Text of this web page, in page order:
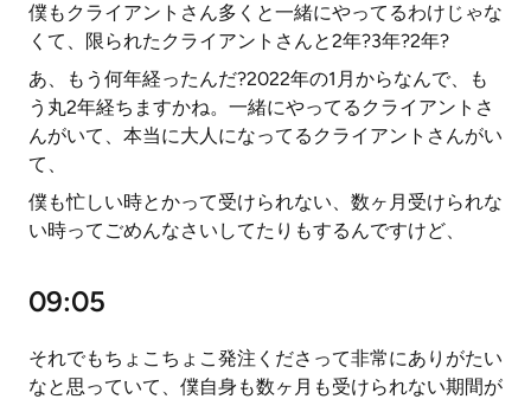
僕もクライアントさん多くと一緒にやってるわけじゃな
くて、限られたクライアントさんと2年?3年?2年?
あ、もう何年経ったんだ?2022年の1月からなんで、も
う丸2年経ちますかね。一緒にやってるクライアントさ
んがいて、本当に大人になってるクライアントさんがい
て、
僕も忙しい時とかって受けられない、数ヶ月受けられな
い時ってごめんなさいしてたりもするんですけど、
09:05
それでもちょこちょこ発注くださって非常にありがたい
なと思っていて、僕自身も数ヶ月も受けられない期間が